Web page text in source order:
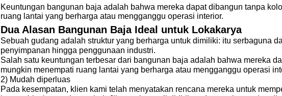
Keuntungan bangunan baja adalah bahwa mereka dapat dibangun tanpa
ruang lantai yang berharga atau mengganggu operasi interior.
Dua Alasan Bangunan Baja Ideal untuk Lokakarya
Sebuah gudang adalah struktur yang berharga untuk dimiliki: itu serbaguna
penyimpanan hingga penggunaan industri.
Salah satu keuntungan terbesar dari bangunan baja adalah bahwa mereka
mungkin menempati ruang lantai yang berharga atau mengganggu operasi
2) Mudah diperluas
Pada kesempatan, klien kami telah menyatakan rencana mereka untuk